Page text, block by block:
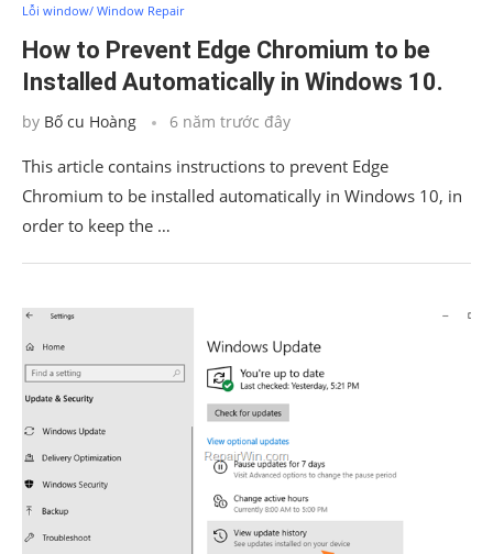
Lỗi window/ Window Repair
How to Prevent Edge Chromium to be
Installed Automatically in Windows 10.
by Bố cu Hoàng 6 năm trước đây
This article contains instructions to prevent Edge
Chromium to be installed automatically in Windows 10, in
order to keep the …